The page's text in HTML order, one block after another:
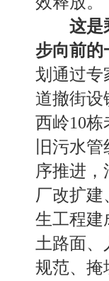
这是
步向前的
划通过专
道撤街设
西岭10
旧污水管
序推进，
厂改扩建
生工程建
土路面、
规范、 掩